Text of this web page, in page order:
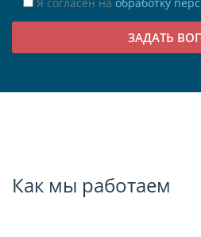
Как мы работаем